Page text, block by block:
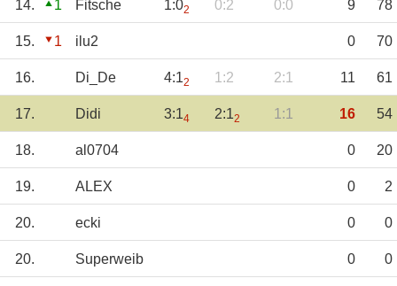
14. 1 Fitsche 1:02 0:2 0:0 9 78
15. 1 ilu2 0 70
16. Di_De 4:12 1:2 2:1 11 61
17. Didi 3:14 2:12 1:1 16 54
18. al0704 0 20
19. ALEX 0 2
20. ecki 0 0
20. Superweib 0 0